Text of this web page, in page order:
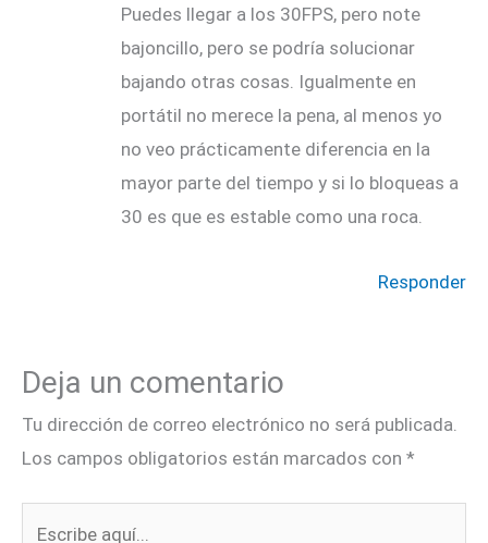
Puedes llegar a los 30FPS, pero note
bajoncillo, pero se podría solucionar
bajando otras cosas. Igualmente en
portátil no merece la pena, al menos yo
no veo prácticamente diferencia en la
mayor parte del tiempo y si lo bloqueas a
30 es que es estable como una roca.
Responder
Deja un comentario
Tu dirección de correo electrónico no será publicada.
Los campos obligatorios están marcados con *